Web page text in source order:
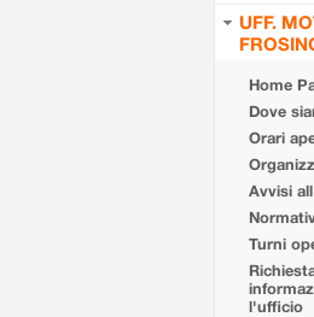
UFF.
Home
Dove
Orari
Avvisi
Turni
l'ufficio